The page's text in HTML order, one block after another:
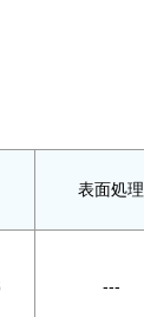
表面処理
---